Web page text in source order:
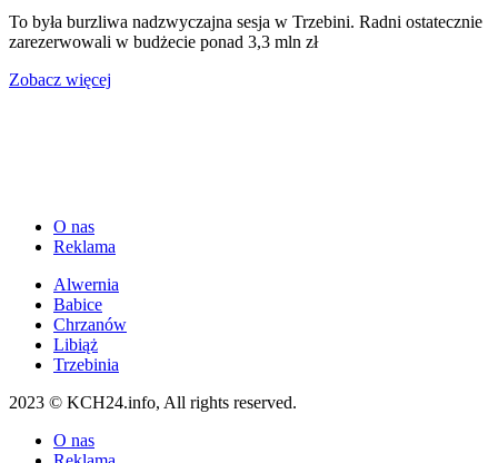
To była burzliwa nadzwyczajna sesja w Trzebini. Radni ostatecznie
zarezerwowali w budżecie ponad 3,3 mln zł
Zobacz więcej
O nas
Reklama
Alwernia
Babice
Chrzanów
Libiąż
Trzebinia
2023 © KCH24.info, All rights reserved.
O nas